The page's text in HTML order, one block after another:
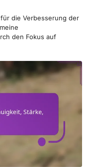
die Verbesserung der
den Fokus auf